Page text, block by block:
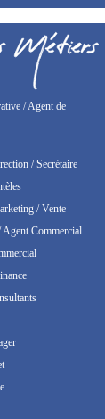
/ Agent de
/ Secrétaire
/ Vente
Agent Commercial